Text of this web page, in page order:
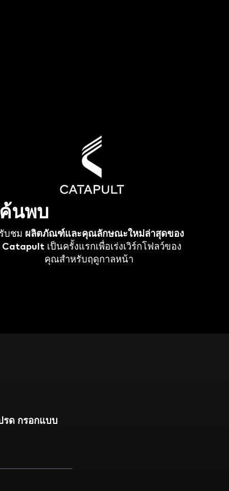
นพบ
บชม ผลิตภัณฑ์และคุณลักษณะใหม่ล่าสุดของ
Catapultเป็นครั้งแรกเพื่อเร่งเวิร์กโฟลว์ของ
คุณสำหรับฤดูกาลหน้า
รด กรอกแบบ